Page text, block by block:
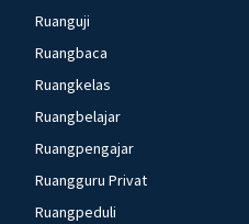
Ruanguji
Ruangbaca
Ruangkelas
Ruangbelajar
Ruangpengajar
Ruangguru Privat
Ruangpeduli